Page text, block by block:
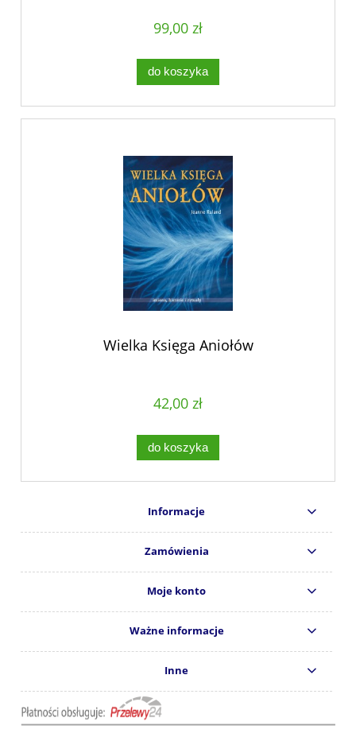
99,00 zł
do koszyka
Wielka Księga Aniołów
42,00 zł
do koszyka
Informacje
Zamówienia
Moje konto
Ważne informacje
Inne